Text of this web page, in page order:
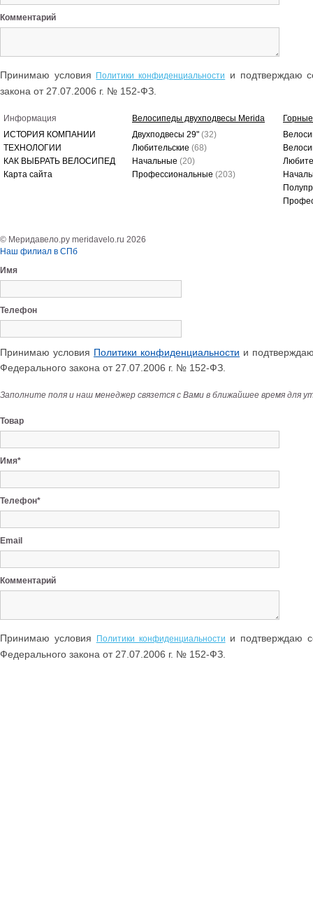
Комментарий
Принимаю условия Политики конфиденциальности
и подтверждаю
закона от 27.07.2006 г. № 152-ФЗ.
Информация
ИСТОРИЯ КОМПАНИИ
ТЕХНОЛОГИИ
КАК ВЫБРАТЬ ВЕЛОСИПЕД
Карта сайта
Велосипеды двухподвесы Merida
Двухподвесы 29" (32)
Любительские (68)
Начальные (20)
Профессиональные (203)
© Меридавело.ру meridavelo.ru 2026
Наш филиал в СПб
Имя
Телефон
Принимаю условия Политики конфиденциальности и
Федерального закона от 27.07.2006 г. № 152-ФЗ.
Заполните поля и наш менеджер связется с Вами в ближайшее время для
Товар
Имя*
Телефон*
Email
Комментарий
Принимаю условия Политики конфиденциальности и подтверждаю
Федерального закона от 27.07.2006 г. № 152-ФЗ.